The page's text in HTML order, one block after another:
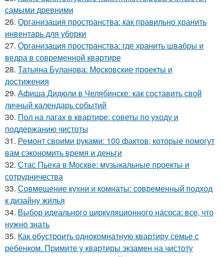
самыми древними
26. Организация пространства: как правильно хранить
инвентарь для уборки
27. Организация пространства: где хранить швабры и
ведра в современной квартире
28. Татьяна Буланова: Московские проекты и
достижения
29. Афиша Дидюли в Челябинске: как составить свой
личный календарь событий
30. Пол на лагах в квартире: советы по уходу и
поддержанию чистоты
31. Ремонт своими руками: 100 фактов, которые помогут
вам сэкономить время и деньги
32. Стас Пьеха в Москве: музыкальные проекты и
сотрудничества
33. Совмещение кухни и комнаты: современный подход
к дизайну жилья
34. Выбор идеального циркуляционного насоса: все, что
нужно знать
35. Как обустроить однокомнатную квартиру семье с
ребенком. Примите у квартиры экзамен на чистоту